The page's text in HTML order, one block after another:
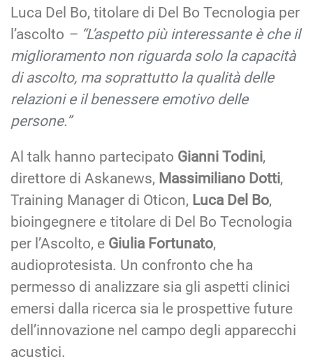
Luca Del Bo, titolare di Del Bo Tecnologia per
l’ascolto – “L’aspetto più interessante è che il
miglioramento non riguarda solo la capacità
di ascolto, ma soprattutto la qualità delle
relazioni e il benessere emotivo delle
persone.”
Al talk hanno partecipato Gianni Todini,
direttore di Askanews, Massimiliano Dotti,
Training Manager di Oticon, Luca Del Bo,
bioingegnere e titolare di Del Bo Tecnologia
per l’Ascolto, e Giulia Fortunato,
audioprotesista. Un confronto che ha
permesso di analizzare sia gli aspetti clinici
emersi dalla ricerca sia le prospettive future
dell’innovazione nel campo degli apparecchi
acustici.